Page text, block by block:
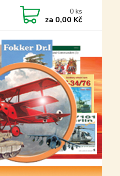
0 ks
za 0,00 Kč